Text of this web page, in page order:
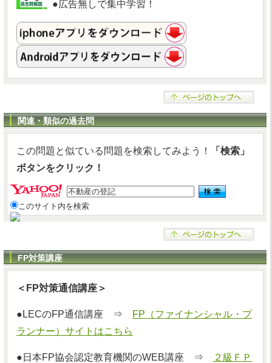
●広告無しで集中学習！
関連・類似の過去問
この問題と似ている問題を検索してみよう！
「検索」
ボタンをクリック！
このサイト内を検索
FP対策講座
＜FP対策通信講座＞
●LECのFP通信講座 ⇒
FP（ファイナンシャル・プ
ランナー）サイトはこちら
●日本FP協会認定教育機関のWEB講座 ⇒
２級ＦＰ